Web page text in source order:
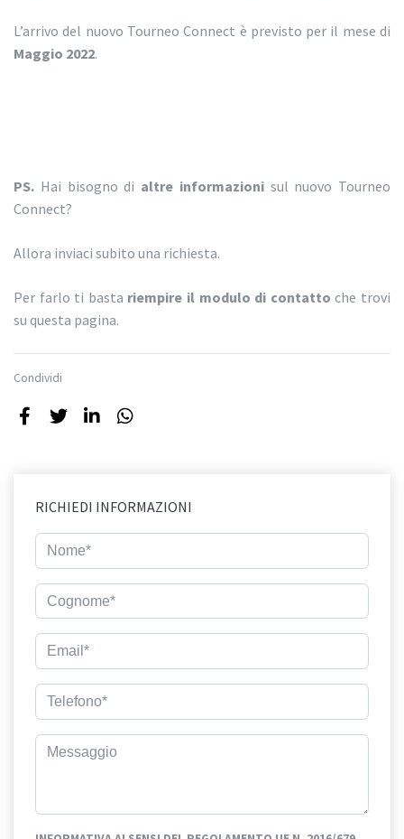
L’arrivo del nuovo Tourneo Connect è previsto per il mese di
Maggio 2022.
PS. Hai bisogno di altre informazionisul nuovo Tourneo
Connect?
Allora inviaci subito una richiesta.
Per farlo ti basta riempire il modulo di contatto che trovi
su questa pagina.
Condividi
RICHIEDI INFORMAZIONI